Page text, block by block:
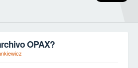
OPAX?